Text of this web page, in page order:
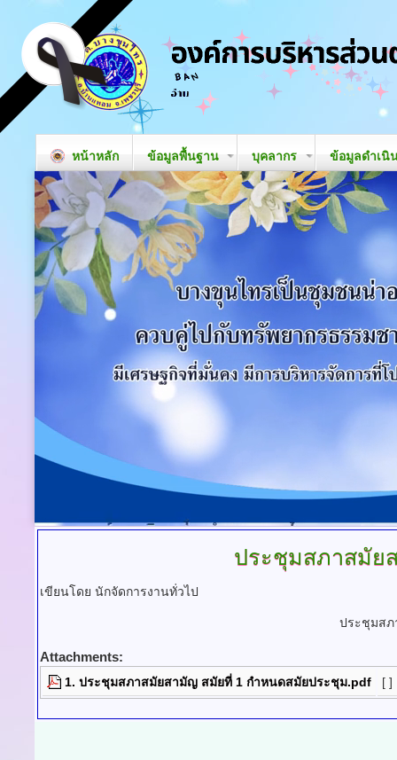
หน้าหลัก ข้อมูลพื้นฐาน บุคลากร ข้อมูลดำเนิ
ประชุมสภาสมัย
เขียนโดย นักจัดการงานทั่วไป
ประชุมส
Attachments:
1. ประชุมสภาสมัยสามัญ สมัยที่ 1 กำหนดสมัยประชุม.pdf [ ]